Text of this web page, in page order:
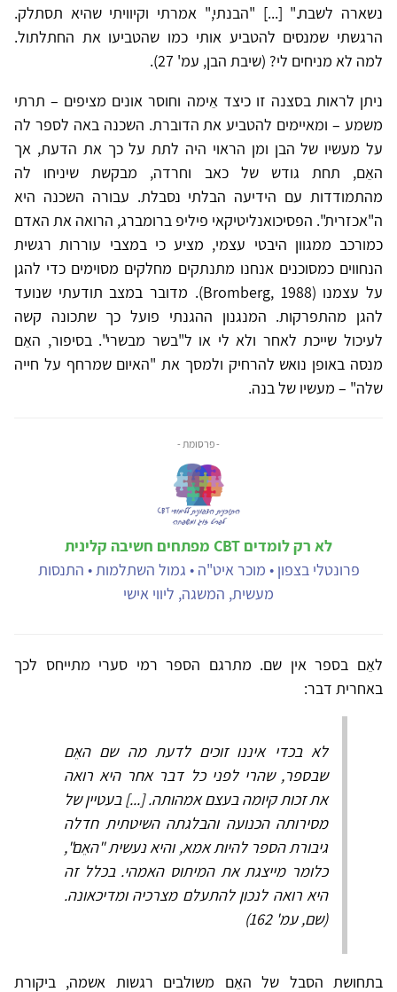
נשארה לשבת." [...] "הבנתי," אמרתי וקיוויתי שהיא תסתלק.
הרגשתי שמנסים להטביע אותי כמו שהטביעו את החתלתול.
למה לא מניחים לי? (שיבת הבן, עמ' 27).
ניתן לראות בסצנה זו כיצד אֵימה וחוסר אונים מציפים – תרתי
משמע – ומאיימים להטביע את הדוברת. השכנה באה לספר לה
על מעשיו של הבן ומן הראוי היה לתת על כך את הדעת, אך
האֵם, תחת גודש של כאב וחרדה, מבקשת שיניחו לה
מהתמודדות עם הידיעה הבלתי נסבלת. עבורה השכנה היא
ה"אכזרית". הפסיכואנליטיקאי פיליפ ברומברג, הרואה את האדם
כמורכב ממגוון היבטי עצמי, מציע כי במצבי עוררות רגשית
הנחווים כמסוכנים אנחנו מתנתקים מחלקים מסוימים כדי להגן
על עצמנו (Bromberg, 1988). מדובר במצב תודעתי שנועד
להגן מהתפרקות. המנגנון ההגנתי פועל כך שתכונה קשה
לעיכול שייכת לאחר ולא לי או ל"בשר מבשרי". בסיפור, האֵם
מנסה באופן נואש להרחיק ולמסך את "האיום שמרחף על חייה
שלה" – מעשיו של בנה.
- פרסומת -
לא רק לומדים CBT מפתחים חשיבה קלינית
פרונטלי בצפון • מוכר איט"ה • גמול השתלמות • התנסות
מעשית, המשגה, ליווי אישי
לאֵם בספר אין שם. מתרגם הספר רמי סערי מתייחס לכך
באחרית דבר:
לא בכדי איננו זוכים לדעת מה שם האֵם
שבספר, שהרי לפני כל דבר אחר היא רואה
את זכות קיומה בעצם אמהותה. [...] בעטיין של
מסירותה הכנועה והבלגתה השיטתית חדלה
גיבורת הספר להיות אמא, והיא נעשית "האֵם",
כלומר מייצגת את המיתוס האמהי. בכלל זה
היא רואה לנכון להתעלם מצרכיה ומדיכאונה.
(שם, עמ' 162)
בתחושת הסבל של האֵם משולבים רגשות אשמה, ביקורת